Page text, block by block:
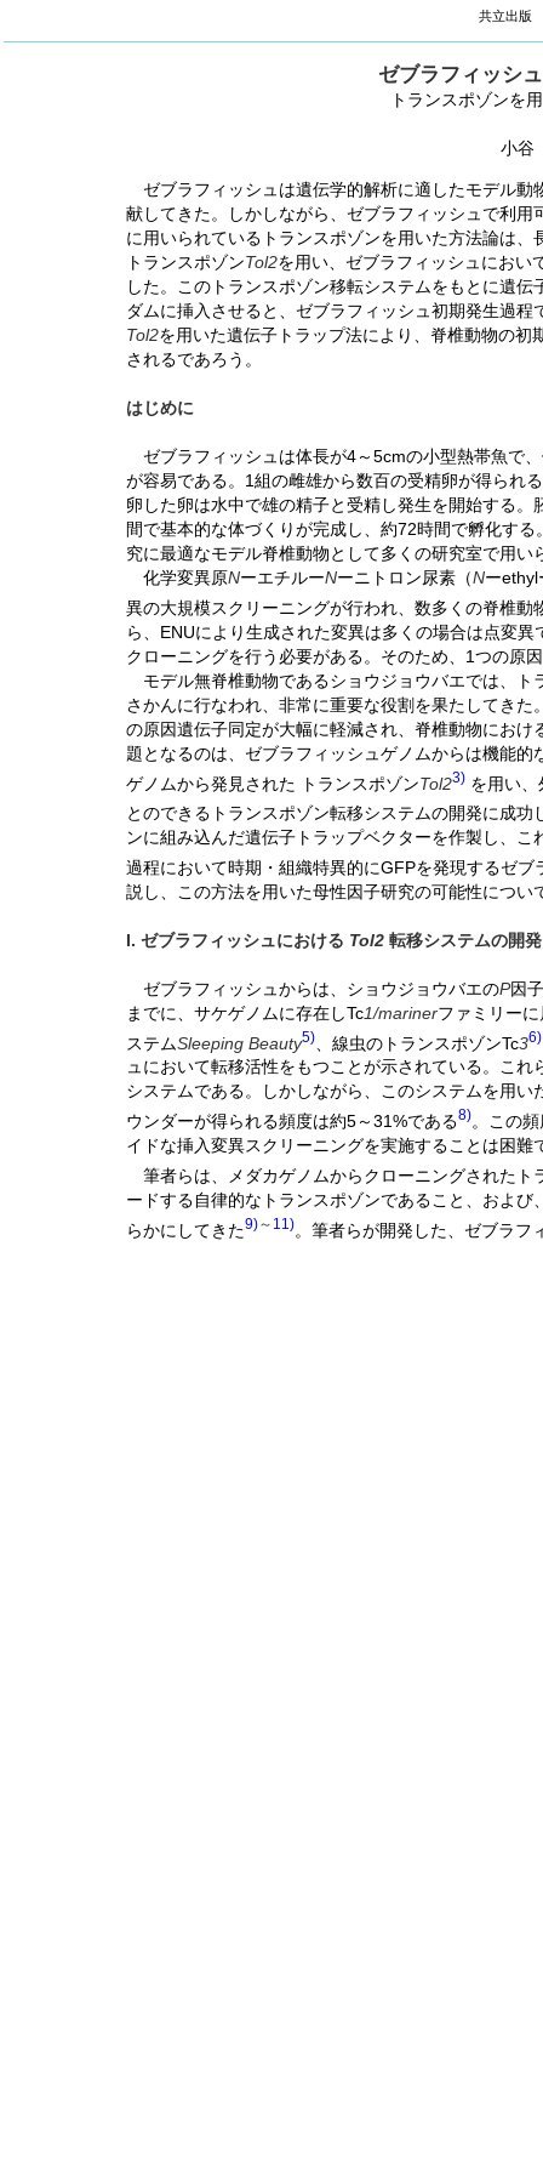
共立出版
ゼブラフィッシ
トランスポゾンを
小
ゼブラフィッシュは遺伝学的解析に適したモデル動
献してきた。しかしながら、ゼブラフィッシュで利
に用いられているトランスポゾンを用いた方法論は
トランスポゾンTol2を用い、ゼブラフィッシュにおい
した。このトランスポゾン移転システムをもとに遺
ダムに挿入させると、ゼブラフィッシュ初期発生過
Tol2を用いた遺伝子トラップ法により、脊椎動物の
されるであろう。
はじめに
ゼブラフィッシュは体長が4～5cmの小型熱帯魚で
が容易である。1組の雌雄から数百の受精卵が得られ
卵した卵は水中で雄の精子と受精し発生を開始する
間で基本的な体づくりが完成し、約72時間で孵化す
究に最適なモデル脊椎動物として多くの研究室で用い
化学変異原NーエチルーNーニトロン尿素（Nーethyl
異の大規模スクリーニングが行われ、数多くの脊椎
ら、ENUにより生成された変異は多くの場合は点変
クローニングを行う必要がある。そのため、1つの原
モデル無脊椎動物であるショウジョウバエでは、ト
さかんに行なわれ、非常に重要な役割を果たしてき
の原因遺伝子同定が大幅に軽減され、脊椎動物にお
題となるのは、ゼブラフィッシュゲノムからは機能
ゲノムから発見された トランスポゾンTol23)を用い、
とのできるトランスポゾン転移システムの開発に成功
ンに組み込んだ遺伝子トラップベクターを作製し、
過程において時期・組織特異的にGFPを発現するゼ
説し、この方法を用いた母性因子研究の可能性につい
I. ゼブラフィッシュにおける Tol2転移システムの開発
ゼブラフィッシュからは、ショウジョウバエのP因
までに、サケゲノムに存在しTc1/marinerファミリー
ステムSleeping Beauty5)、線虫のトランスポゾンTc36)
ュにおいて転移活性をもつことが示されている。こ
システムである。しかしながら、このシステムを用
ウンダーが得られる頻度は約5～31%である8)。この
イドな挿入変異スクリーニングを実施することは困難
筆者らは、メダカゲノムからクローニングされたト
ードする自律的なトランスポゾンであること、および
らかにしてきた9)～ 11)。筆者らが開発した、ゼブラフ